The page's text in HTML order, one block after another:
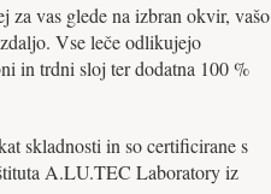
za vas glede na izbran okvir, vašo
Vse leče odlikujejo
in trdni sloj ter dodatna 100 %
skladnosti in so certificirane s
A.LU.TEC Laboratory iz